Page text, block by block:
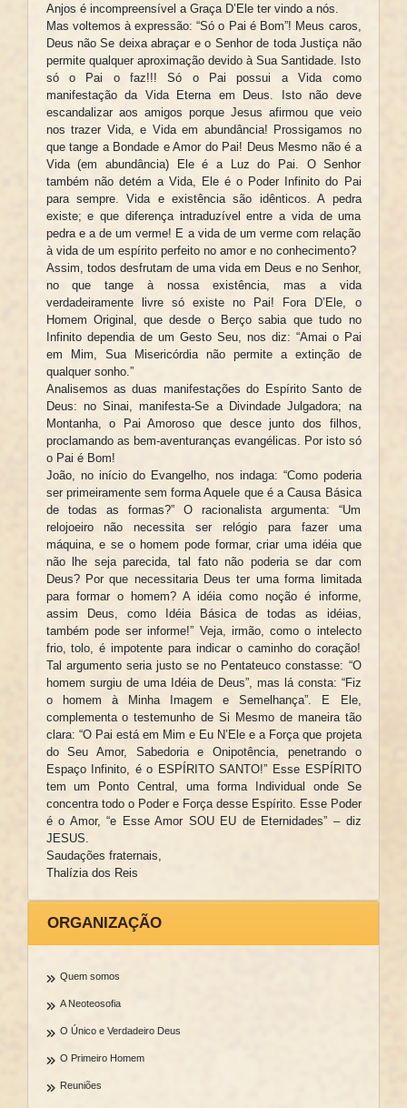
Anjos é incompreensível a Graça D’Ele ter vindo a nós.
Mas voltemos à expressão: “Só o Pai é Bom”! Meus caros,
Deus não Se deixa abraçar e o Senhor de toda Justiça não
permite qualquer aproximação devido à Sua Santidade. Isto
só o Pai o faz!!! Só o Pai possui a Vida como
manifestação da Vida Eterna em Deus. Isto não deve
escandalizar aos amigos porque Jesus afirmou que veio
nos trazer Vida, e Vida em abundância! Prossigamos no
que tange a Bondade e Amor do Pai! Deus Mesmo não é a
Vida (em abundância) Ele é a Luz do Pai. O Senhor
também não detém a Vida, Ele é o Poder Infinito do Pai
para sempre. Vida e existência são idênticos. A pedra
existe; e que diferença intraduzível entre a vida de uma
pedra e a de um verme! E a vida de um verme com relação
à vida de um espírito perfeito no amor e no conhecimento?
Assim, todos desfrutam de uma vida em Deus e no Senhor,
no que tange à nossa existência, mas a vida
verdadeiramente livre só existe no Pai! Fora D’Ele, o
Homem Original, que desde o Berço sabia que tudo no
Infinito dependia de um Gesto Seu, nos diz: “Amai o Pai
em Mim, Sua Misericórdia não permite a extinção de
qualquer sonho.”
Analisemos as duas manifestações do Espírito Santo de
Deus: no Sinai, manifesta-Se a Divindade Julgadora; na
Montanha, o Pai Amoroso que desce junto dos filhos,
proclamando as bem-aventuranças evangélicas. Por isto só
o Pai é Bom!
João, no início do Evangelho, nos indaga: “Como poderia
ser primeiramente sem forma Aquele que é a Causa Básica
de todas as formas?” O racionalista argumenta: “Um
relojoeiro não necessita ser relógio para fazer uma
máquina, e se o homem pode formar, criar uma idéia que
não lhe seja parecida, tal fato não poderia se dar com
Deus? Por que necessitaria Deus ter uma forma limitada
para formar o homem? A idéia como noção é informe,
assim Deus, como Idéia Básica de todas as idéias,
também pode ser informe!” Veja, irmão, como o intelecto
frio, tolo, é impotente para indicar o caminho do coração!
Tal argumento seria justo se no Pentateuco constasse: “O
homem surgiu de uma Idéia de Deus”, mas lá consta: “Fiz
o homem à Minha Imagem e Semelhança”. E Ele,
complementa o testemunho de Si Mesmo de maneira tão
clara: “O Pai está em Mim e Eu N’Ele e a Força que projeta
do Seu Amor, Sabedoria e Onipotência, penetrando o
Espaço Infinito, é o ESPÍRITO SANTO!” Esse ESPÍRITO
tem um Ponto Central, uma forma Individual onde Se
concentra todo o Poder e Força desse Espírito. Esse Poder
é o Amor, “e Esse Amor SOU EU de Eternidades” – diz
JESUS.
Saudações fraternais,
Thalízia dos Reis
ORGANIZAÇÃO
Quem somos
A Neoteosofia
O Único e Verdadeiro Deus
O Primeiro Homem
Reuniões